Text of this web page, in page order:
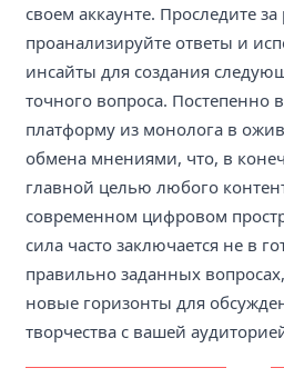
своем аккаунте. Проследите за
проанализируйте ответы и
инсайты для создания
точного вопроса. Постепенно
платформу из монолога в
обмена мнениями, что, в
главной целью любого
современном цифровом
сила часто заключается не в
правильно заданных
новые горизонты для
творчества с вашей